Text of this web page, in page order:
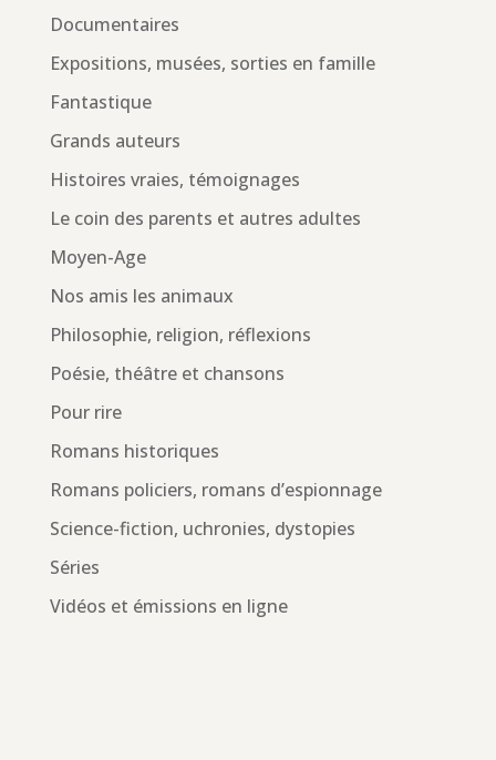
Documentaires
Expositions, musées, sorties en famille
Fantastique
Grands auteurs
Histoires vraies, témoignages
Le coin des parents et autres adultes
Moyen-Age
Nos amis les animaux
Philosophie, religion, réflexions
Poésie, théâtre et chansons
Pour rire
Romans historiques
Romans policiers, romans d’espionnage
Science-fiction, uchronies, dystopies
Séries
Vidéos et émissions en ligne